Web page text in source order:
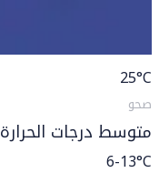
25°C
صحو
متوسط درجات الحرارة
6-13°C